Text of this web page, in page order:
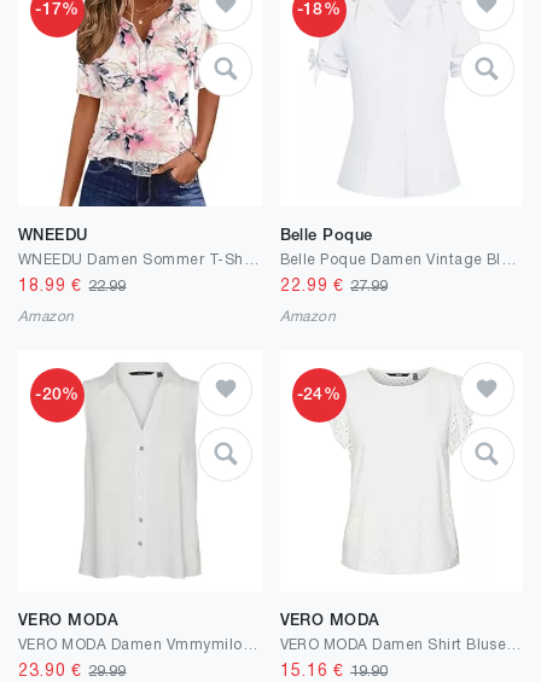
-17%
WNEEDU
18.99 €22.99
Amazon
-18%
Belle Poque
22.99 € 27.99
Amazon
-20%
VERO MODA
23.90 €29.99
-24%
VERO MODA
15.16 € 19.90